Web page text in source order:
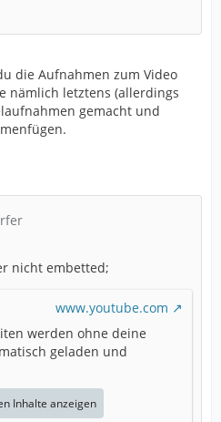
die Aufnahmen zum Video
nämlich letztens (allerdings
gemacht und
nicht embetted;
www.youtube.com
werden ohne deine
geladen und
Inhalte anzeigen